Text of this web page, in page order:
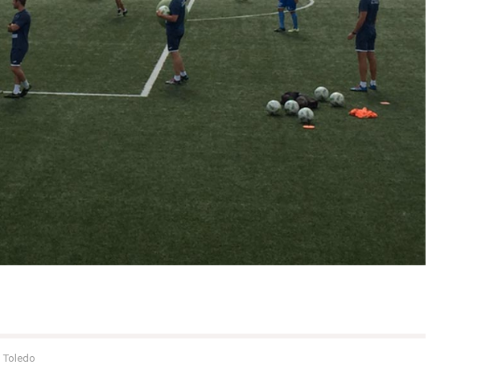
Toledo